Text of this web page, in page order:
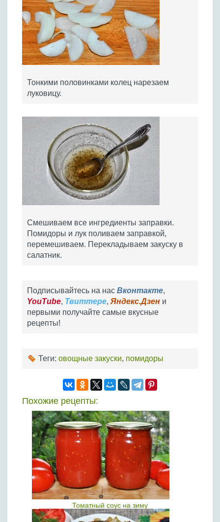
Тонкими половинками колец нарезаем
луковицу.
Смешиваем все ингредиенты заправки.
Помидоры и лук поливаем заправкой,
перемешиваем. Перекладываем закуску в
салатник.
Подписывайтесь на нас Вконтакте,
YouTube, Твиттере, Яндекс.Дзен и
первыми получайте самые вкусные
рецепты!
Теги: овощные закуски, помидоры
Похожие рецепты:
Томатный соус на зиму